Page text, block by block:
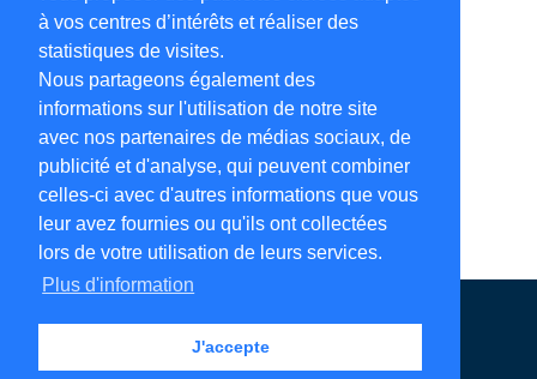
à vos centres d’intérêts et réaliser des
statistiques de visites.
Nous partageons également des
informations sur l'utilisation de notre site
avec nos partenaires de médias sociaux, de
publicité et d'analyse, qui peuvent combiner
celles-ci avec d'autres informations que vous
leur avez fournies ou qu'ils ont collectées
lors de votre utilisation de leurs services.
Plus d'information
J'accepte
Annuaire en ligne Légales Contact